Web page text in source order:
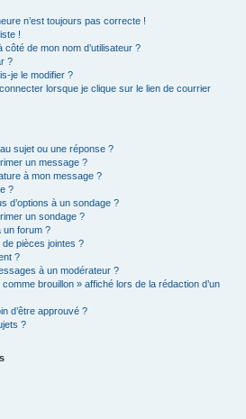
n’est toujours pas correcte !
!
de mon nom d’utilisateur ?
?
je le modifier ?
lorsque je clique sur le lien de courrier
sujet ou une réponse ?
un message ?
à mon message ?
?
d’options à un sondage ?
un sondage ?
un forum ?
pièces jointes ?
?
à un modérateur ?
brouillon » affiché lors de la rédaction d’un
d’être approuvé ?
?